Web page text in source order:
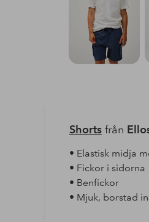
Shortsfrån
• Elastisk midja
• Fickor i sidorna
• Benfickor
• Mjuk, borstad